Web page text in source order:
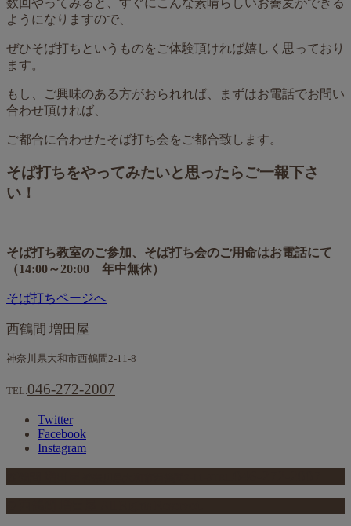
ようになりますので、
ぜひそば打ちというものをご体験頂ければ嬉しく思っており
ます。
もし、ご興味のある方がおられれば、まずはお電話でお問い
合わせ頂ければ、
ご都合に合わせたそば打ち会をご都合致します。
そば打ちをやってみたいと思ったらご一報下さ
い！
そば打ち教室のご参加、そば打ち会のご用命はお電話にて
（14:00～20:00 年中無休）
そば打ちページへ
西鶴間 増田屋
神奈川県大和市西鶴間2-11-8
TEL.046-272-2007
Twitter
Facebook
Instagram